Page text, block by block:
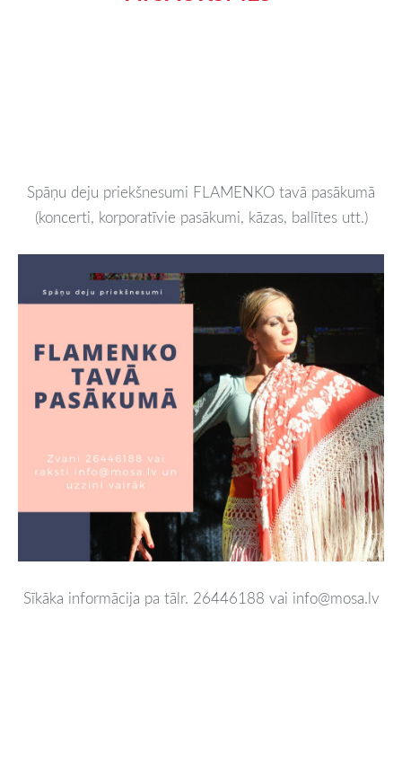
Spāņu deju priekšnesumi FLAMENKO tavā pasākumā
(koncerti, korporatīvie pasākumi, kāzas, ballītes utt.)
Sīkāka informācija pa tālr. 26446188 vai info@mosa.lv